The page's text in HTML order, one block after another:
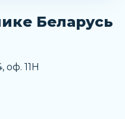
Беларусь
11H